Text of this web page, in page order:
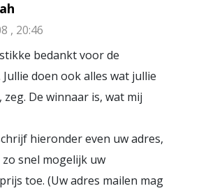
, 20:46
bedankt voor de
doen ook alles wat jullie
De winnaar is, wat mij
hieronder even uw adres,
snel mogelijk uw
toe. (Uw adres mailen mag